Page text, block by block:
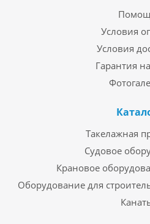
Условия
Условия
Гарантия
Такелажная
Судовое
Крановое
Оборудование для